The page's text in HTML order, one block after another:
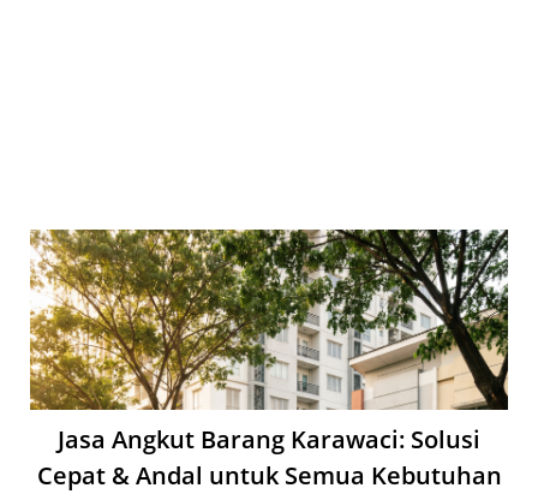
Jasa Angkut Barang Karawaci: Solusi
Cepat & Andal untuk Semua Kebutuhan